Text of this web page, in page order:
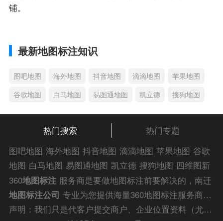
铺。
最新地图标注知识
图吧地图 海外地图 抖音地图 滴滴地图
苹果地图
谷歌地图
白马地图 易图通地图 凯立德 搜狗地图
热门搜索
热门专题
图吧地图 海外地图 抖音地图 滴滴地图 苹果地图 谷歌
地图 白马地图 易图通地图 凯立德 搜狗地图 四维图新
地图 车载地图 导航地图 手机地图 搜搜地图 好搜地图
老虎地图 电子地图 卫星地图 美团地图 大众点评地图
苹果 导航犬 老虎
360地图标注 服务商是要做地图标注前要解决的，南迁
地图标注公司 专业为您提供海量360地图标注服务商解
答信息，为您的企业商户、门店地图标注 快速上线！声明：我们只是代客户提交商户、企业位置资料（尤其是不会操作觉得繁琐的客户），不是地图标注平台方。所提供服务为商业有偿帮助咨询人工服务费，全程都是人工提交资料，自身并不能对第三方网站的原始内容进行编辑，请知悉。